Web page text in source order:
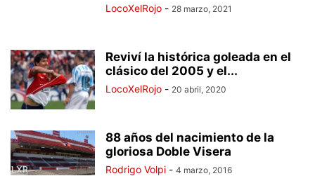
LocoXelRojo - 28 marzo, 2021
Reviví la histórica goleada en el
clásico del 2005 y el...
LocoXelRojo - 20 abril, 2020
88 años del nacimiento de la
gloriosa Doble Visera
Rodrigo Volpi - 4 marzo, 2016